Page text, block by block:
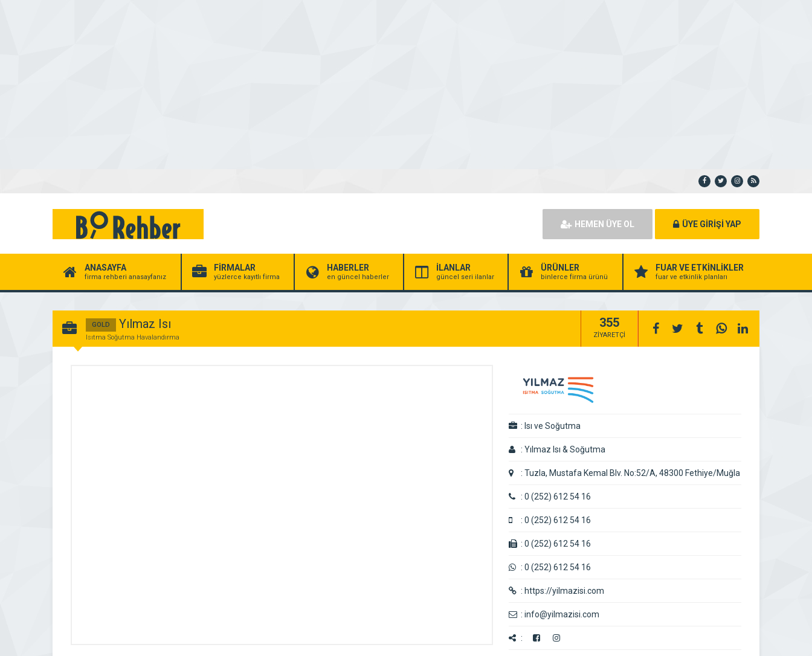
HEMEN ÜYE OL ÜYE GİRİŞİ YAP
ANASAYFA
firma rehberi anasayfanız
FİRMALAR
yüzlerce kayıtlı firma
HABERLER
en güncel haberler
İLANLAR
güncel seri ilanlar
ÜRÜNLER
binlerce firma ürünü
FUAR VE ETKİNLİKLER
fuar ve etkinlik planları
GOLD Yılmaz Isı
Isıtma Soğutma Havalandırma
355
ZİYARETÇİ
: Isı ve Soğutma
: Yılmaz Isı & Soğutma
: Tuzla, Mustafa Kemal Blv. No:52/A, 48300 Fethiye/Muğla
: 0 (252) 612 54 16
: 0 (252) 612 54 16
: 0 (252) 612 54 16
: 0 (252) 612 54 16
: https://yilmazisi.com
: info@yilmazisi.com
: